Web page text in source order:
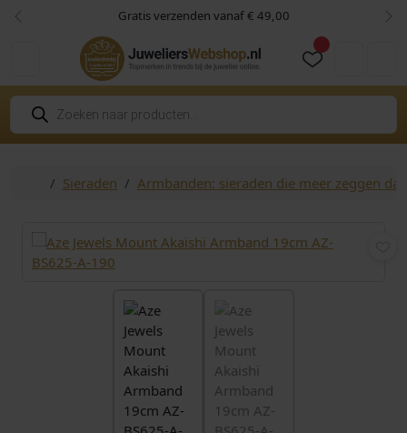
Skip to content
Skip to footer Gratis verzenden vanaf € 49,00
Vorige
P
o
d
HomeSieraden Armbanden: sieraden die meer zeggen